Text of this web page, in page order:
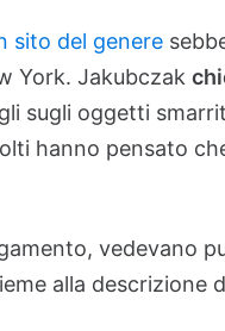
sito del genere
York. Jakubczak
sugli oggetti
hanno pensato
vedevano
alla descrizione